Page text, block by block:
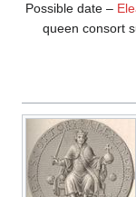
Possible date –
queen consort